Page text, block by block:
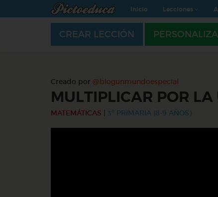
Inicio Lecciones
CREAR LECCIÓN
Creado por @blogunmundoespecial
MULTIPLICAR POR
MATEMÁTICAS 3º PRIMARIA (8-9 AÑOS)